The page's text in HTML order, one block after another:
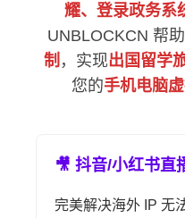
耀、登录政务系
UNBLOCKCN 帮
制 ，实现出国留学
您的手机电脑
🎥 抖音/小红书直
完美解决海外 IP 无